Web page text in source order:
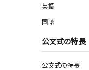
英語
国語
公文式の特長
公文式の特長